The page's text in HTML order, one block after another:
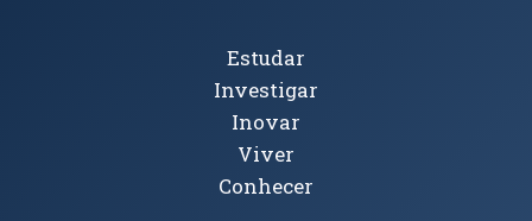
Tópicos Principais
Estudar
Investigar
Inovar
Viver
Conhecer